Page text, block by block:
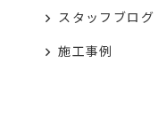
スタッフブログ
施工事例